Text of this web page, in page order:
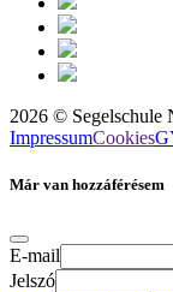
2026 © Segelschule
ImpressumCookies
Már van hozzáférésem
E-mail
Jelszó